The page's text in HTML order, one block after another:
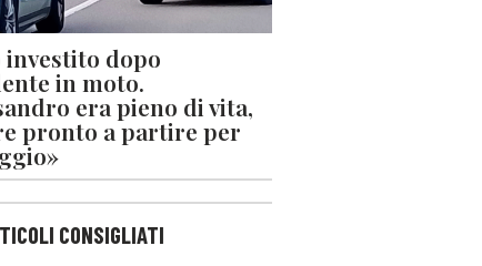
dopo
in moto.
era pieno di vita,
pronto a partire per
CONSIGLIATI